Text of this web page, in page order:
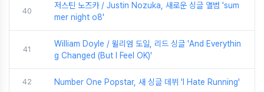
40
저스틴 노즈카 / Justin Nozuka, 새로운 싱글 앨범 'sum
mer night o8'
41
William Doyle / 윌리엄 도일, 리드 싱글 'And Everythin
g Changed (But I Feel OK)'
42 Number One Popstar, 새 싱글 데뷔 'I Hate Running'